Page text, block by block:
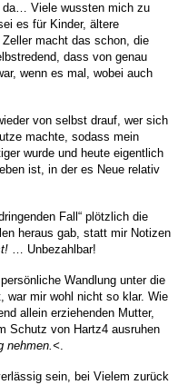
da… Viele wussten mich zu
es für Kinder, ältere
macht das schon, die
dass von genau
wenn es mal, wobei auch
von selbst drauf, wer sich
machte, sodass mein
wurde und heute eigentlich
ist, in der es Neue relativ
Fall“ plötzlich die
heraus gab, statt mir Notizen
… Unbezahlbar!
Wandlung unter die
war mir wohl nicht so klar. Wie
allein erziehenden Mutter,
Schutz von Hartz4 ausruhen
nehmen.<.
sein, bei Vielem zurück